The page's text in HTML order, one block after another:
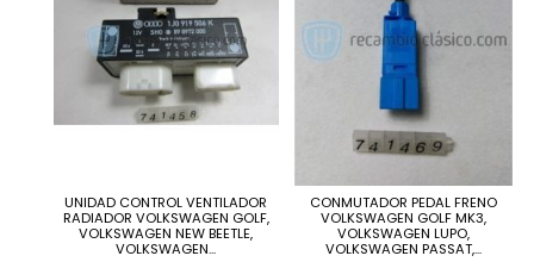
UNIDAD CONTROL VENTILADOR
RADIADOR VOLKSWAGEN GOLF,
VOLKSWAGEN NEW BEETLE,
VOLKSWAGEN...
CONMUTADOR PEDAL FRENO
VOLKSWAGEN GOLF MK3,
VOLKSWAGEN LUPO,
VOLKSWAGEN PASSAT,...